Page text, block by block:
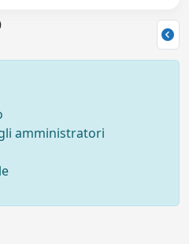
amministratori